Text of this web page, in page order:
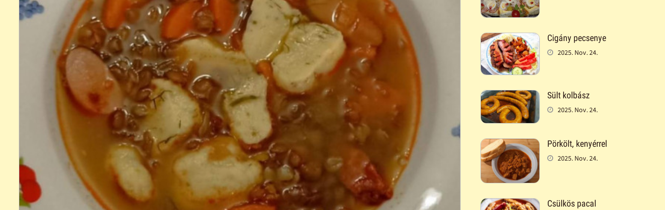
Cigány pecsenye
2025. Nov. 24.
Sült kolbász
2025. Nov. 24.
Pörkölt, kenyérrel
2025. Nov. 24.
Csülkös pacal